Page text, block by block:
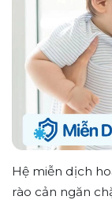
Hệ miễn dịch
rào cản ngăn